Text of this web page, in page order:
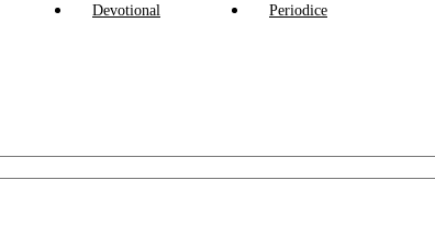
Devotional Periodice